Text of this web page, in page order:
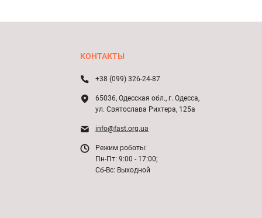
КОНТАКТЫ
+38 (099) 326-24-87
65036, Одесская обл., г. Одесса,
ул. Святослава Рихтера, 125а
info@fast.org.ua
Режим роботы:
Пн-Пт: 9:00 - 17:00;
Сб-Вс: Выходной